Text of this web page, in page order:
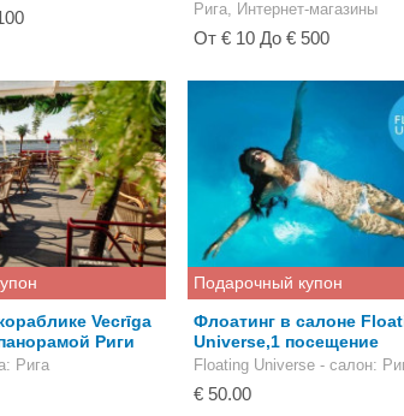
Рига, Интернет-магазины
От € 10 До € 500
Vecrīgа
Риги
: Рига
Подарочный купон
Флоатинг в салоне
Universe,1 посещение
Floating Universe - салон:
€ 50.00